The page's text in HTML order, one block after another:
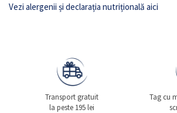
Vezi alergenii și declarația nutrițională aici
Transport gratuit
la peste 195 lei
Tag cu